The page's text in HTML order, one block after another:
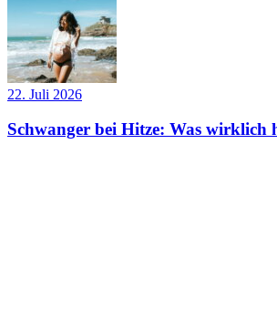
22. Juli 2026
Schwanger bei Hitze: Was wirklich